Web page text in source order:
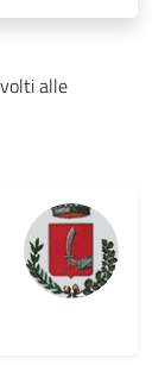
alle